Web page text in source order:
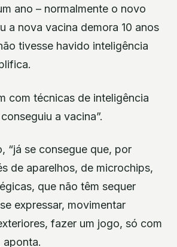
ano – normalmente o novo
a nova vacina demora 10 anos
tivesse havido inteligência
com técnicas de inteligência
a vacina”.
“já se consegue que, por
de aparelhos, de microchips,
que não têm sequer
expressar, movimentar
fazer um jogo, só com
aponta.